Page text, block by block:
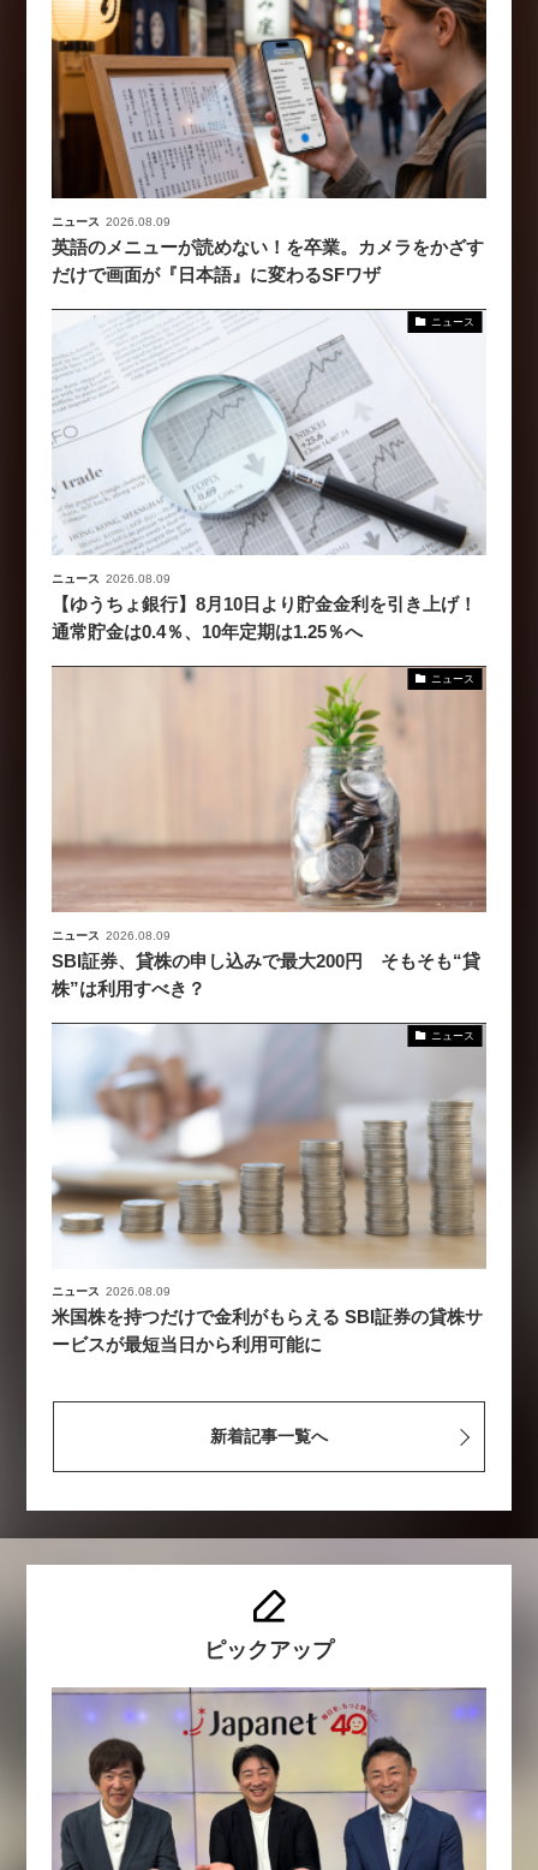
ニュース 2026.08.09
英語のメニューが読めない！を卒業。カメラをかざす
だけで画面が『日本語』に変わるSFワザ
ニュース
ニュース 2026.08.09
【ゆうちょ銀行】8月10日より貯金金利を引き上げ！
通常貯金は0.4％、10年定期は1.25％へ
ニュース
ニュース 2026.08.09
SBI証券、貸株の申し込みで最大200円 そもそも“貸
株”は利用すべき？
ニュース
ニュース 2026.08.09
米国株を持つだけで金利がもらえる SBI証券の貸株サ
ービスが最短当日から利用可能に
新着記事一覧へ
ピックアップ